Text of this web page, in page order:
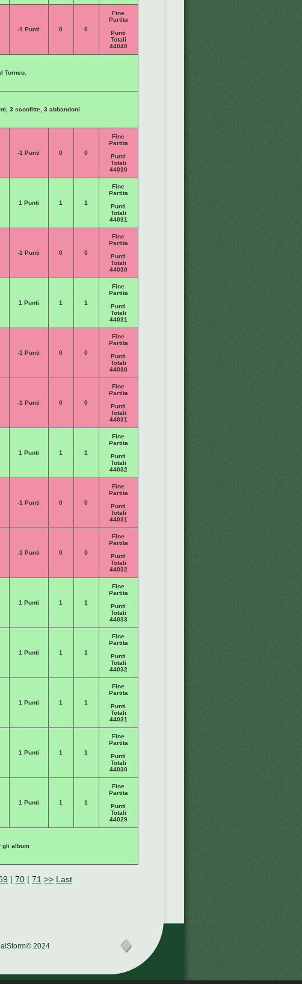
-1 Punti 0 0
Fine
Partita
Punti
Totali
44040
Torneo.
3 sconfitte, 3 abbandoni
-1 Punti 0 0
Fine
Partita
Punti
Totali
44030
1 Punti 1 1
Fine
Partita
Punti
Totali
44031
-1 Punti 0 0
Fine
Partita
Punti
Totali
44030
1 Punti 1 1
Fine
Partita
Punti
Totali
44031
-1 Punti 0 0
Fine
Partita
Punti
Totali
44030
-1 Punti 0 0
Fine
Partita
Punti
Totali
44031
1 Punti 1 1
Fine
Partita
Punti
Totali
44032
-1 Punti 0 0
Fine
Partita
Punti
Totali
44031
-1 Punti 0 0
Fine
Partita
Punti
Totali
44032
1 Punti 1 1
Fine
Partita
Punti
Totali
44033
1 Punti 1 1
Fine
Partita
Punti
Totali
44032
1 Punti 1 1
Fine
Partita
Punti
Totali
44031
1 Punti 1 1
Fine
Partita
Punti
Totali
44030
1 Punti 1 1
Fine
Partita
Punti
Totali
44029
gli album
| 70 | 71 >> Last
2024